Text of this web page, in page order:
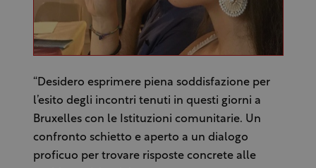
“Desidero esprimere piena soddisfazione per
l’esito degli incontri tenuti in questi giorni a
Bruxelles con le Istituzioni comunitarie. Un
confronto schietto e aperto a un dialogo
proficuo per trovare risposte concrete alle